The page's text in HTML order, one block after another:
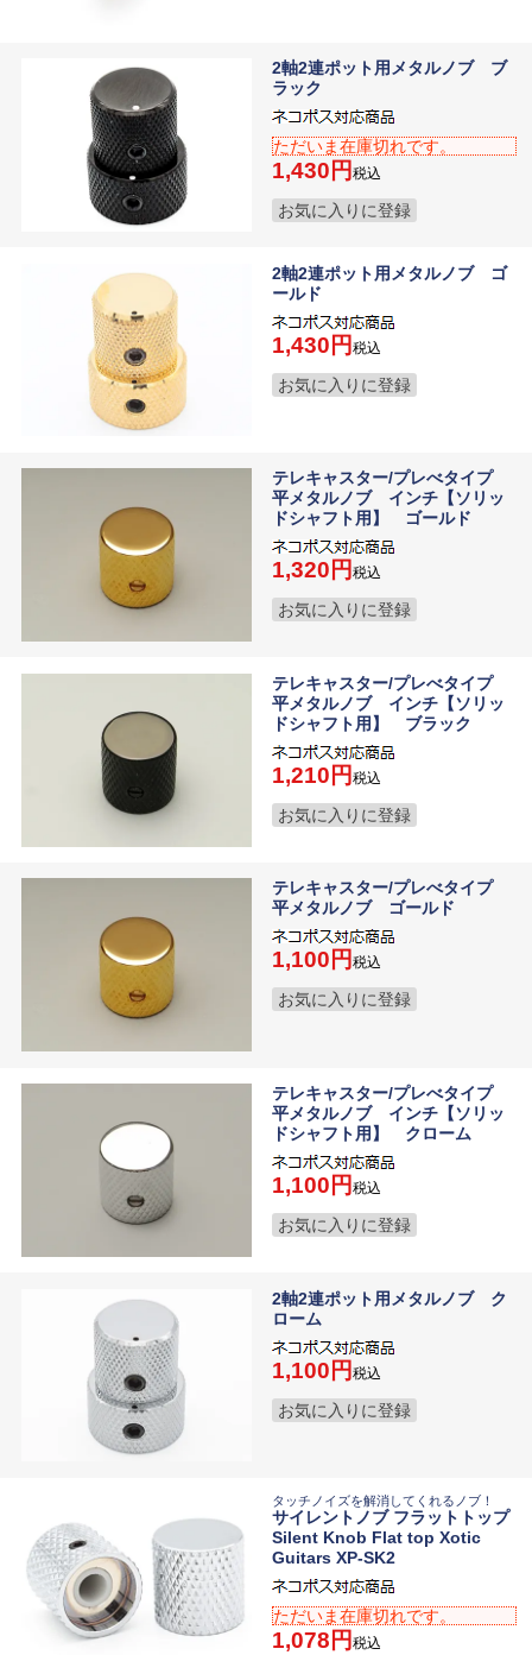
2軸2連ポット用メタルノブ ブ
ラック
ただいま在庫切れです。
1,430 税込
お気に入りに登録
2軸2連ポット用メタルノブ ゴ
ールド
1,430 税込
お気に入りに登録
テレキャスター/プレべタイプ
平メタルノブ インチ【ソリッ
ドシャフト用】 ゴールド
1,320 税込
お気に入りに登録
テレキャスター/プレべタイプ
平メタルノブ インチ【ソリッ
ドシャフト用】 ブラック
1,210 税込
お気に入りに登録
テレキャスター/プレべタイプ
平メタルノブ ゴールド
1,100 税込
お気に入りに登録
テレキャスター/プレべタイプ
平メタルノブ インチ【ソリッ
ドシャフト用】 クローム
1,100 税込
お気に入りに登録
2軸2連ポット用メタルノブ ク
ローム
1,100 税込
お気に入りに登録
タッチノイズを解消してくれるノブ！
サイレントノブ フラットトップ
Silent Knob Flat top Xotic
Guitars XP-SK2
ただいま在庫切れです。
1,078 税込